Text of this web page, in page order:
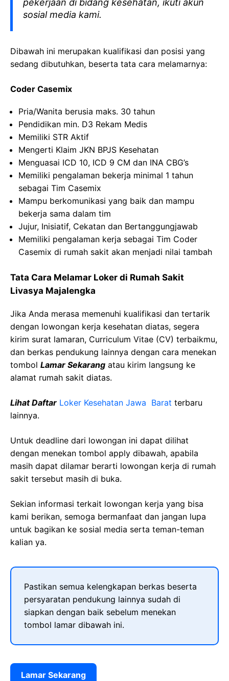
pekerjaan di bidang kesehatan, ikuti akun
sosial media kami.
Dibawah ini merupakan kualifikasi dan posisi yang
sedang dibutuhkan, beserta tata cara melamarnya:
Coder Casemix
Pria/Wanita berusia maks. 30 tahun
Pendidikan min. D3 Rekam Medis
Memiliki STR Aktif
Mengerti Klaim JKN BPJS Kesehatan
Menguasai ICD 10, ICD 9 CM dan INA CBG’s
Memiliki pengalaman bekerja minimal 1 tahun
sebagai Tim Casemix
Mampu berkomunikasi yang baik dan mampu
bekerja sama dalam tim
Jujur, Inisiatif, Cekatan dan Bertanggungjawab
Memiliki pengalaman kerja sebagai Tim Coder
Casemix di rumah sakit akan menjadi nilai tambah
Tata Cara Melamar Loker di Rumah Sakit
Livasya Majalengka
Jika Anda merasa memenuhi kualifikasi dan tertarik
dengan lowongan kerja kesehatan diatas, segera
kirim surat lamaran, Curriculum Vitae (CV) terbaikmu,
dan berkas pendukung lainnya dengan cara menekan
tombol Lamar Sekarang atau kirim langsung ke
alamat rumah sakit diatas.
Lihat Daftar Loker Kesehatan Jawa Barat terbaru
lainnya.
Untuk deadline dari lowongan ini dapat dilihat
dengan menekan tombol apply dibawah, apabila
masih dapat dilamar berarti lowongan kerja di rumah
sakit tersebut masih di buka.
Sekian informasi terkait lowongan kerja yang bisa
kami berikan, semoga bermanfaat dan jangan lupa
untuk bagikan ke sosial media serta teman-teman
kalian ya.
Pastikan semua kelengkapan berkas beserta
persyaratan pendukung lainnya sudah di
siapkan dengan baik sebelum menekan
tombol lamar dibawah ini.
Lamar Sekarang